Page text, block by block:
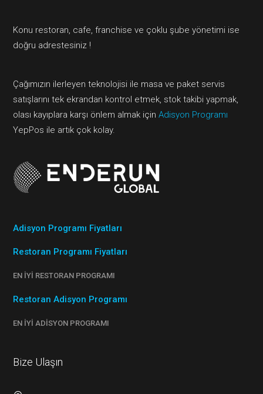
Konu restoran, cafe, franchise ve çoklu şube yönetimi ise
doğru adrestesiniz !
Çağımızın ilerleyen teknolojisi ile masa ve paket servis
satışlarını tek ekrandan kontrol etmek, stok takibi yapmak,
olası kayıplara karşı önlem almak içinAdisyon Programı
YepPos ile artık çok kolay.
Adisyon Programı Fiyatları
Restoran Programı Fiyatları
EN İYI RESTORAN PROGRAMI
Restoran Adisyon Programı
EN İYI ADISYON PROGRAMI
Bize Ulaşın